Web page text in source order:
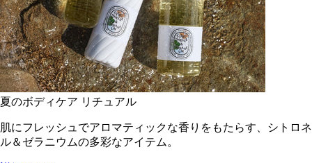
夏のボディケア リチュアル
肌にフレッシュでアロマティックな香りをもたらす、シトロネ
ル＆ゼラニウムの多彩なアイテム。